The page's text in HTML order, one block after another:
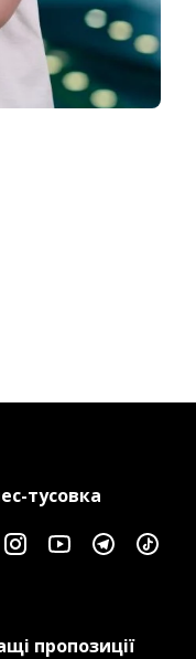
тусовка
пропозиції